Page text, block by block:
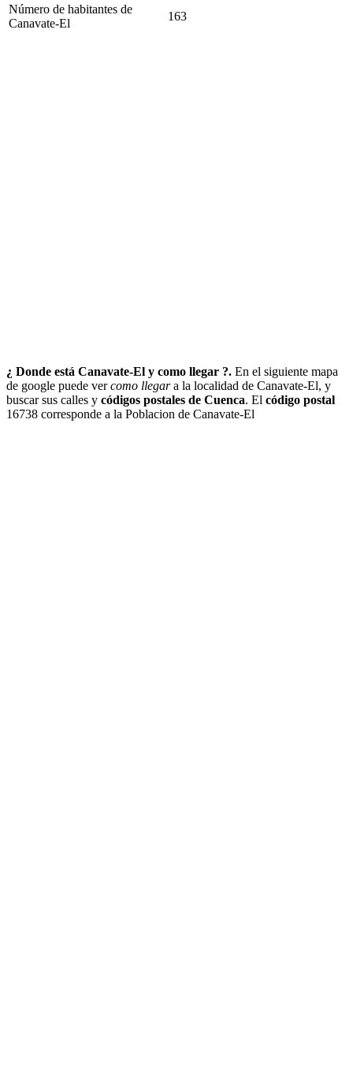
Número de habitantes de
Canavate-El
163
¿ Donde está Canavate-El y como llegar ?. En el siguiente mapa
de google puede vercomo llegara la localidad de Canavate-El, y
buscar sus calles y códigos postales de Cuenca. El código postal
16738 corresponde a la Poblacion de Canavate-El